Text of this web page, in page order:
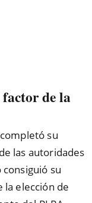
de la
su
las autoridades
su
la elección de